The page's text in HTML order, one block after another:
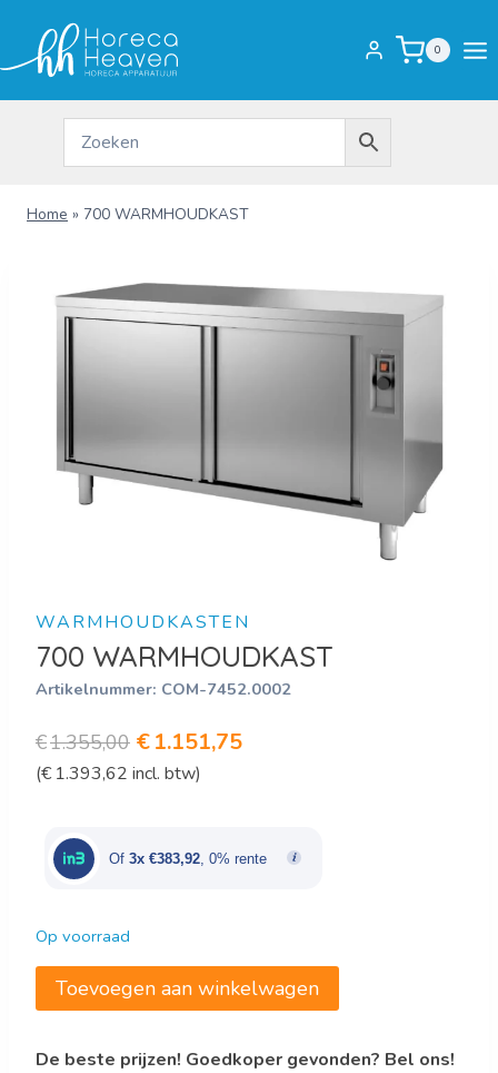
inhoud
0
Home » 700 WARMHOUDKAST
WARMHOUDKASTEN
700 WARMHOUDKAST
Artikelnummer: COM-7452.0002
€1.355,00 Oorspronkelijke
prijs
€1.355,00.
€1.151,75Huidige
€1.151,75.
(€ 1.393,62 incl. btw)
Of 3x €383,92 , 0% rente
Op voorraad
700
WARMHOUDKAST
Toevoegen aan winkelwagen
De beste prijzen! Goedkoper gevonden? Bel ons!